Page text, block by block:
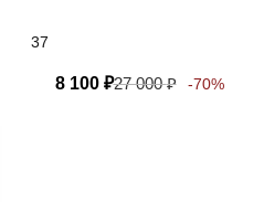
37
8 100 ₽27 000₽ -70%